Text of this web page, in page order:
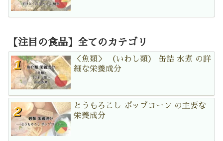
【注目の食品】全てのカテゴリ
＜魚類＞ （いわし類） 缶詰 水煮 の詳
細な栄養成分
とうもろこし ポップコーン の主要な
栄養成分